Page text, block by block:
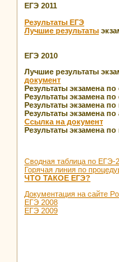
ЕГЭ 2011
Результаты ЕГЭ
Лучшие результаты
ЕГЭ 2010
Лучшие результаты
документ
Результаты экзамена
Результаты экзамена
Результаты экзамена
Результаты экзамена
Ссылка на документ
Результаты экзамена
Сводная таблица по ЕГЭ-
Горячая линия по
ЧТО ТАКОЕ ЕГЭ?
Документация на сайте
ЕГЭ 2008
ЕГЭ 2009